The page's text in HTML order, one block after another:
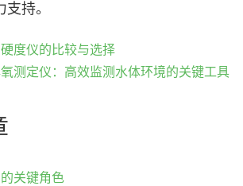
持。
度仪的比较与选择
测定仪：高效监测水体环境的关键工具
关键角色